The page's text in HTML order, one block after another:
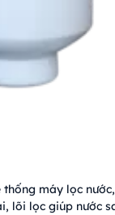
máy lọc
lõi lọc giúp nước